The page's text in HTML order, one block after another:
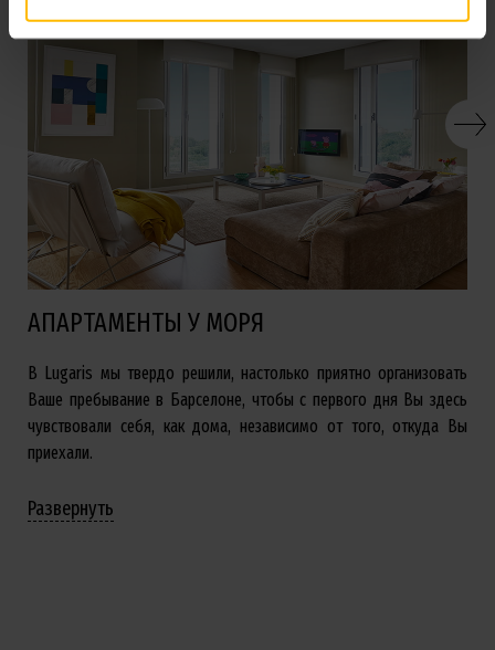
АПАРТАМЕНТЫ У МОРЯ
В Lugaris мы твердо решили, настолько приятно организовать
Ваше пребывание в Барселоне, чтобы с первого дня Вы здесь
чувствовали себя, как дома, независимо от того, откуда Вы
приехали.
Развернуть